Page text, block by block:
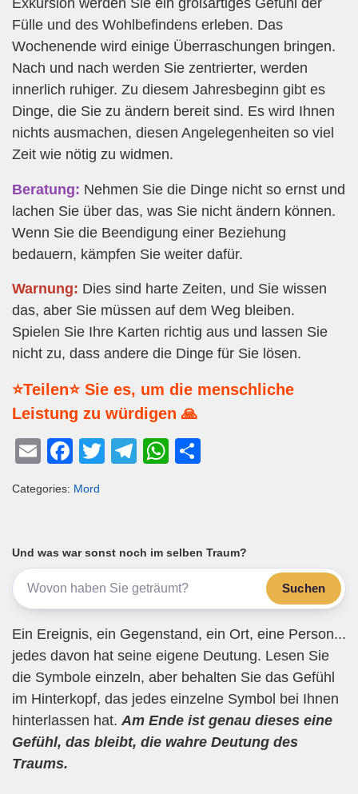
Exkursion werden Sie ein großartiges Gefühl der
Fülle und des Wohlbefindens erleben. Das
Wochenende wird einige Überraschungen bringen.
Nach und nach werden Sie zentrierter, werden
innerlich ruhiger. Zu diesem Jahresbeginn gibt es
Dinge, die Sie zu ändern bereit sind. Es wird Ihnen
nichts ausmachen, diesen Angelegenheiten so viel
Zeit wie nötig zu widmen.
Beratung: Nehmen Sie die Dinge nicht so ernst und
lachen Sie über das, was Sie nicht ändern können.
Wenn Sie die Beendigung einer Beziehung
bedauern, kämpfen Sie weiter dafür.
Warnung: Dies sind harte Zeiten, und Sie wissen
das, aber Sie müssen auf dem Weg bleiben.
Spielen Sie Ihre Karten richtig aus und lassen Sie
nicht zu, dass andere die Dinge für Sie lösen.
⭐Teilen⭐ Sie es, um die menschliche
Leistung zu würdigen 🙏
E
ail
F
c
b
o
o
k
T
T
a
m
W
A
p
p
Categories: Mord
Und was war sonst noch im selben Traum?
Suchen
Ein Ereignis, ein Gegenstand, ein Ort, eine Person...
jedes davon hat seine eigene Deutung. Lesen Sie
die Symbole einzeln, aber behalten Sie das Gefühl
im Hinterkopf, das jedes einzelne Symbol bei Ihnen
hinterlassen hat. Am Ende ist genau dieses eine
Gefühl, das bleibt, die wahre Deutung des
Traums.